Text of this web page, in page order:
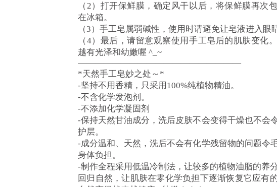
（2）打开保鲜膜，确定风干以后，将保鲜膜再次
在冰箱。
（3）手工皂属弱碱性，使用时请避免让皂液进入眼
（4）最后，请留意观察使用手工皂后的肌肤变化
越有光泽和幼嫩喔 ^_~
———————————————————
*天然手工皂妙之处～*
-坚持不用香精，只采用100%纯植物精油。
-不含化学发泡剂。
-不添加化学凝固剂
-保持天然甘油成分，洗后皮肤不会变得干燥也不会
护层。
-成分温和、天然，洗后不会有化学残留物的问题令
身体负担。
-制作全程采用低温冷制法，让较多的植物油脂的养
回归自然，让肌肤在零化学负担下逐渐恢复它应有